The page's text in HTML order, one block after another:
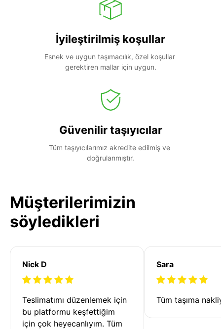
İyileştirilmiş koşullar
Esnek ve uygun taşımacılık, özel koşullar
gerektiren mallar için uygun.
Güvenilir taşıyıcılar
Tüm taşıyıcılarımız akredite edilmiş ve
doğrulanmıştır.
Müşterilerimizin
söyledikleri
Nick D
Teslimatımı düzenlemek için
bu platformu keşfettiğim
için çok heyecanlıyım. Tüm
Sara
Tüm taşıma